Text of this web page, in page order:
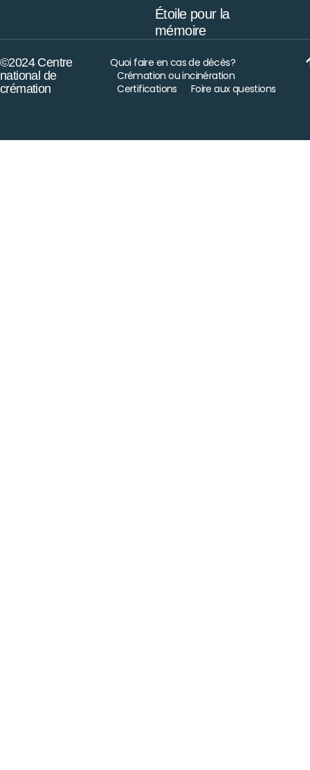
Étoile pour la
mémoire
©2024 Centre
national de
crémation
Quoi faire en cas de décès?
Crémation ou incinération
Certifications
Foire aux questions